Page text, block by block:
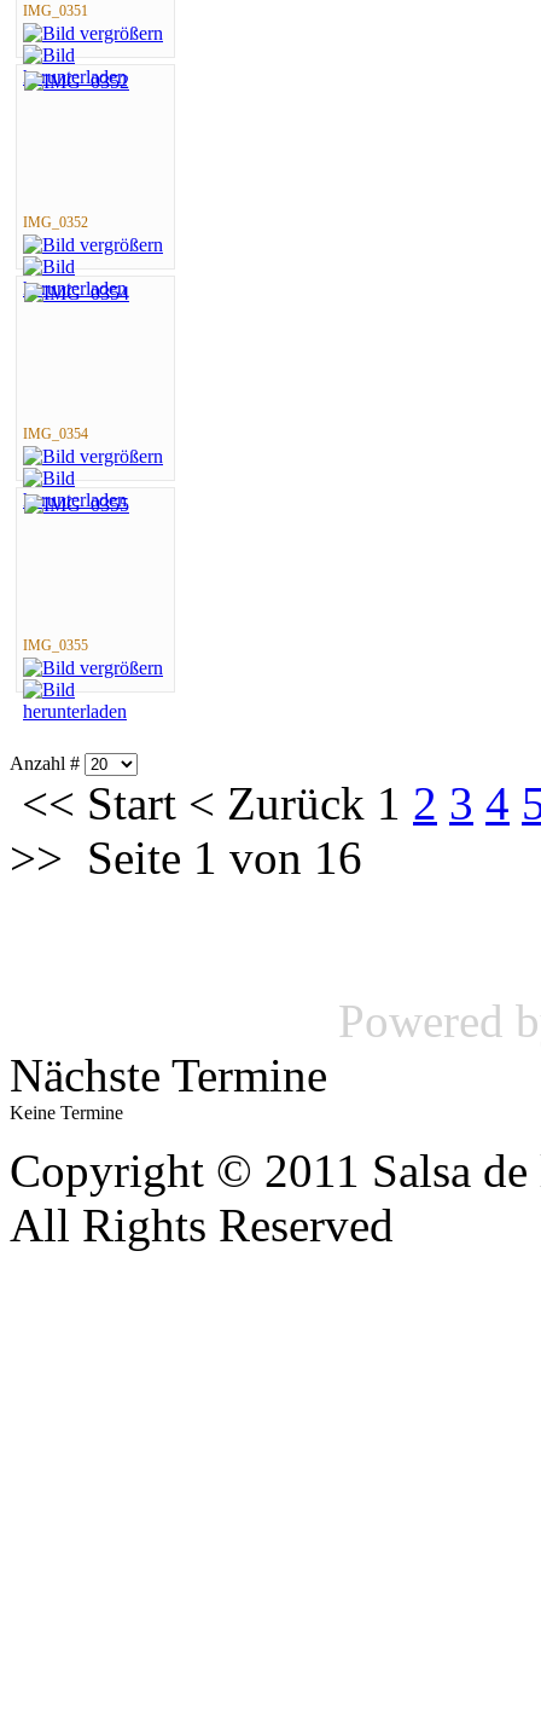
IMG_0351
IMG_0352
IMG_0354
IMG_0355
Anzahl #
<< Start < Zurück 1 2 3 4
>> Seite 1 von 16
Powered
Nächste Termine
Keine Termine
Copyright © 2011 Salsa de
All Rights Reserved